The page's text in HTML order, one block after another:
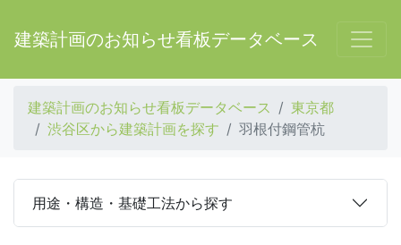
建築計画のお知らせ看板データベース
建築計画のお知らせ看板データベース
東京都
渋谷区から建築計画を探す
羽根付鋼管杭
用途・構造・基礎工法から探す